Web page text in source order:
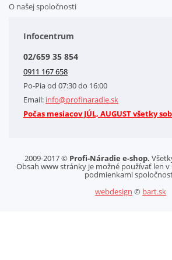
O našej spoločnosti
Obchodné podmienky
Kontakt
Letáky na stiahnutie
GDPR-Informácie o spracovaní osobných
Cookies
Infocentrum
02/659 35 854
0911 167 658
Po-Pia od 07:30 do 16:00
Email: info@profinaradie.sk
Počas mesiacov JÚL, AUGUST všetky
2009-2017 © Profi-Náradie e-shop.
Obsah www stránky je možné používať len
podmienkami
webdesign © bart.sk